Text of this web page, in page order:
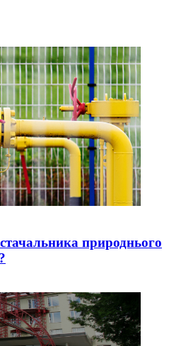
природнього